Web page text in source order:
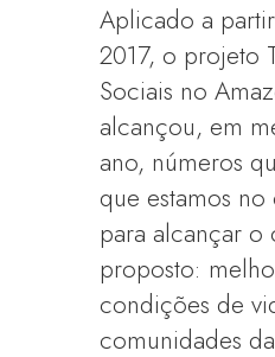
Aplicado a
2017, o projeto
Sociais no
alcançou, em
ano, números
que estamos
para alcançar o
proposto:
condições de
comunidades